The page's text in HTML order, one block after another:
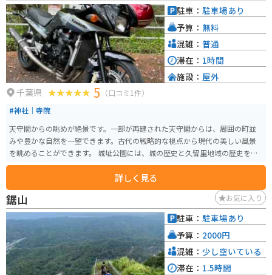
千葉県 5 （口コミ1件）
#神社｜寺院
天守閣からの眺めが絶景です。一部が再建された天守閣からは、周囲の町並
みや豊かな自然を一望できます。古代の戦略的な視点から現代の美しい風景
を眺めることができます。 城址公園には、城の歴史と久留里地域の歴史を学
べる資料館もあります。この地域の歴史を深く理解することができます。ま
た、城址公園自体も四季折々の風情が楽しめるので、特に春の桜や秋の紅葉
の季節は格別です。 地元の祭りやイベントにも使われることがあり、地元の
文化と結びついています。久留里城は歴史好き、自然好き、地元の文化に興味
がある人々にとって、オススメの場所です。
詳しく見る
駐車： 駐車場あり
予算： 無料
混雑： 普通
滞在： 1時間
施設： 屋外
鋸山 お気に入り
駐車： 駐車場あり
予算： 2000円
混雑： 少し空いている
滞在： 1.5時間